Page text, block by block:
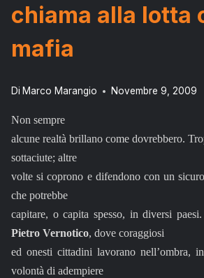
chiama alla lotta
mafia
Di Marco Marangio Novembre 9, 2009
Non sempre
alcune realtà brillano come dovrebbero.
sottaciute; altre
volte si coprono e difendono con un
che potrebbe
capitare, o capita spesso, in diversi
Pietro Vernotico, dove coraggiosi
ed onesti cittadini lavorano nell’ombra,
volontà di adempiere